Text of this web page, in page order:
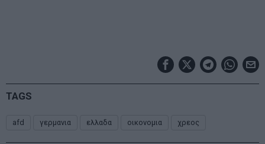
TAGS
afd γερμανια ελλαδα οικονομια χρεος